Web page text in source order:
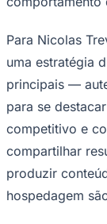
Santos
Para Nicolas
uma estratégia
principais —
para se
competitivo e
compartilhar
produzir
hospedagem